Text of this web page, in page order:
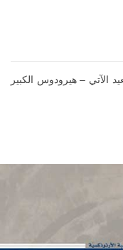
الآتي – هيرودوس الكبير